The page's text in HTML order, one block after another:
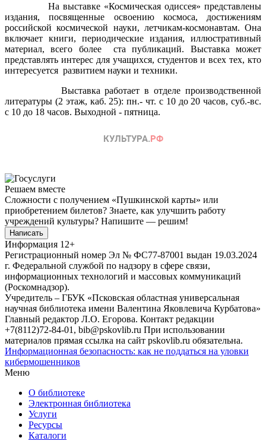
На выставке «Космическая одиссея» представлены
издания, посвященные освоению космоса, достижениям
российской космической науки, летчикам-космонавтам. Она
включает книги, периодические издания, иллюстративный
материал, всего более ста публикаций. Выставка может
представлять интерес для учащихся, студентов и всех тех, кто
интересуется развитием науки и техники.
Выставка работает в отделе производственной
литературы (2 этаж, каб. 25): пн.- чт. с 10 до 20 часов, суб.-вс.
с 10 до 18 часов. Выходной - пятница.
Решаем вместе
Сложности с получением «Пушкинской карты» или
приобретением билетов? Знаете, как улучшить работу
учреждений культуры? Напишите — решим!
Написать
Информация 12+
Регистрационный номер Эл № ФС77-87001 выдан 19.03.2024
г. Федеральной службой по надзору в сфере связи,
информационных технологий и массовых коммуникаций
(Роскомнадзор).
Учредитель – ГБУК «Псковская областная универсальная
научная библиотека имени Валентина Яковлевича Курбатова»
Главный редактор Л.О. Егорова. Контакт редакции
+7(8112)72-84-01, bib@pskovlib.ru При использовании
материалов прямая ссылка на сайт pskovlib.ru обязательна.
Информационная безопасность: как не поддаться на уловки
кибермошенников
Меню
О библиотеке
Электронная библиотека
Услуги
Ресурсы
Каталоги